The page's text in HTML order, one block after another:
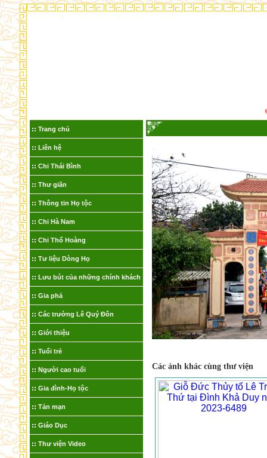
Trang chủ
Liên hệ
Chi Thái Bình
Thư giãn
Thông tin Họ tộc
Chi Hà Nam
Chi Thổ Hoàng
Tư liệu Dòng Họ
Lưu bút của những chính khách
Gia phả
Các trường Lê Quý Đôn
Giới thiệu
Tuổi trẻ
Người cao tuổi
Gia đình-Họ tộc
Tản mạn
Giáo Dục
Thư viện Video
Các ảnh khác cùng thư viện